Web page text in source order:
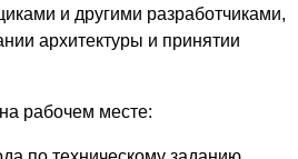
и другими разработчиками,
архитектуры и принятии
рабочем месте: